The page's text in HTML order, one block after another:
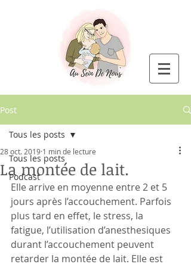
Post
Tous les posts
Podcast
Tous les posts
La montée de lait.
28 oct. 2019 1 min de lecture
Elle arrive en moyenne entre 2 et 5
jours après l’accouchement. Parfois
plus tard en effet, le stress, la
fatigue, l’utilisation d’anesthesiques
durant l’accouchement peuvent
retarder la montée de lait. Elle est